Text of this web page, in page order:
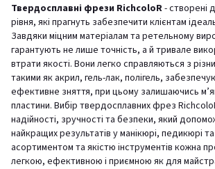
Твердосплавні фрези RichcoloR- створені
рівня, які прагнуть забезпечити клієнтам
Завдяки міцним матеріалам та ретельному
гарантують не лише точність, а й тривале
втрати якості. Вони легко справляються з
такими як акрил, гель-лак, полігель,
ефективне зняття, при цьому залишаючись
пластини. Вибір твердосплавних фрез
надійності, зручності та безпеки, який
найкращих результатів у манікюрі, педикюрі
асортиментом та якістю інструментів кожна
легкою, ефективною і приємною як для